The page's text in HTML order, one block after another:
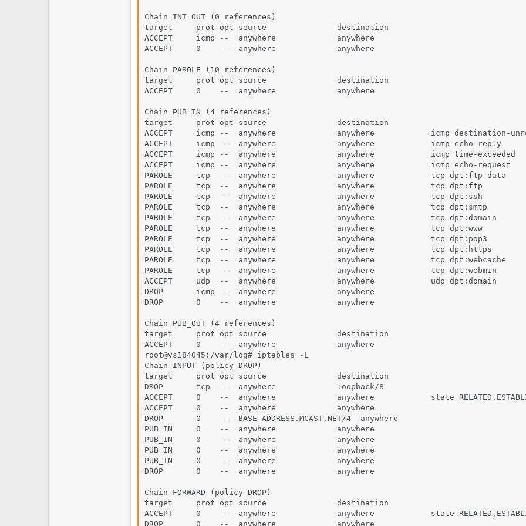
Chain INT_OUT (0 references)
target     prot opt source               destination
ACCEPT     icmp --  anywhere             anywhere
ACCEPT     0    --  anywhere             anywhere
Chain PAROLE (10 references)
target     prot opt source               destination
ACCEPT     0    --  anywhere             anywhere
Chain PUB_IN (4 references)
target     prot opt source               destination
ACCEPT     icmp --  anywhere             anywhere            icmp destination-
ACCEPT     icmp --  anywhere             anywhere            icmp
ACCEPT     icmp --  anywhere             anywhere            icmp time-
ACCEPT     icmp --  anywhere             anywhere            icmp echo-
PAROLE     tcp  --  anywhere             anywhere            tcp
PAROLE     tcp  --  anywhere             anywhere            tcp
PAROLE     tcp  --  anywhere             anywhere            tcp
PAROLE     tcp  --  anywhere             anywhere            tcp
PAROLE     tcp  --  anywhere             anywhere            tcp
PAROLE     tcp  --  anywhere             anywhere            tcp
PAROLE     tcp  --  anywhere             anywhere            tcp
PAROLE     tcp  --  anywhere             anywhere            tcp
PAROLE     tcp  --  anywhere             anywhere            tcp
PAROLE     tcp  --  anywhere             anywhere            tcp
ACCEPT     udp  --  anywhere             anywhere            udp
DROP       icmp --  anywhere
DROP       0    --  anywhere
Chain PUB_OUT (4 references)
target     prot opt source               destination
ACCEPT     0    --  anywhere             anywhere
root@vs184045:/var/log# iptables -L
Chain INPUT (policy DROP)
target     prot opt source               destination
DROP       tcp  --  anywhere             loopback/8
ACCEPT     0    --  anywhere             anywhere            state
ACCEPT     0    --  anywhere
DROP       0    --  BASE-ADDRESS.MCAST.NET/4
PUB_IN     0    --  anywhere
PUB_IN     0    --  anywhere
PUB_IN     0    --  anywhere
PUB_IN     0    --  anywhere             anywhere
DROP       0    --  anywhere             anywhere
Chain FORWARD (policy DROP)
target     prot opt source               destination
ACCEPT     0    --  anywhere             anywhere            state
DROP       0    --  anywhere             anywhere